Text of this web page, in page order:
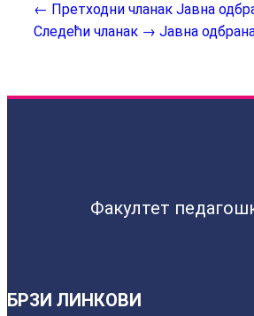
← Претходни чланак Јавна
Следећи чланак → Јавна
Факултет
БРЗИ ЛИНКОВИ